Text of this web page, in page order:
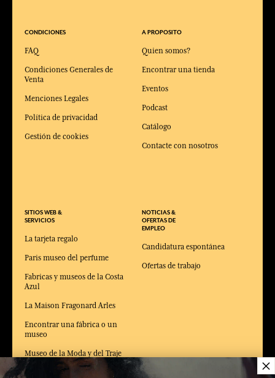
CONDICIONES
FAQ
Condiciones Generales de
Venta
Menciones Legales
Política de privacidad
Gestión de cookies
SITIOS WEB &
SERVICIOS
La tarjeta regalo
Paris museo del perfume
Fabricas y museos de la Costa
Azul
La Maison Fragonard Arles
Encontrar una fábrica o un
museo
Museo de la Moda y del Traje
Arles
A PROPOSITO
Quien somos?
Encontrar una tienda
Eventos
Podcast
Catálogo
Contacte con nosotros
NOTICIAS &
OFERTAS DE
EMPLEO
Candidatura espontánea
Ofertas de trabajo
×